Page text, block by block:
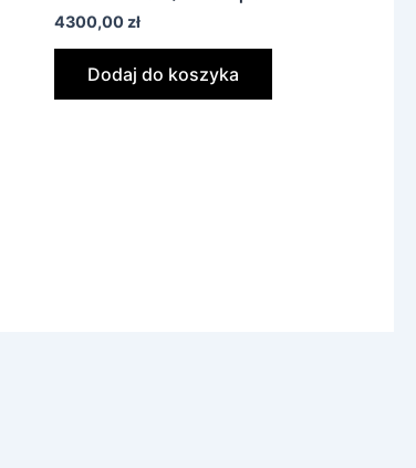
4300,00 zł
Dodaj do koszyka